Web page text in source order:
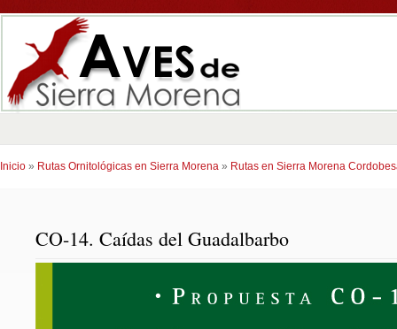
Inicio » Rutas Ornitológicas en Sierra Morena » Rutas en Sierra Morena
CO-14. Caídas del Guadalbarbo